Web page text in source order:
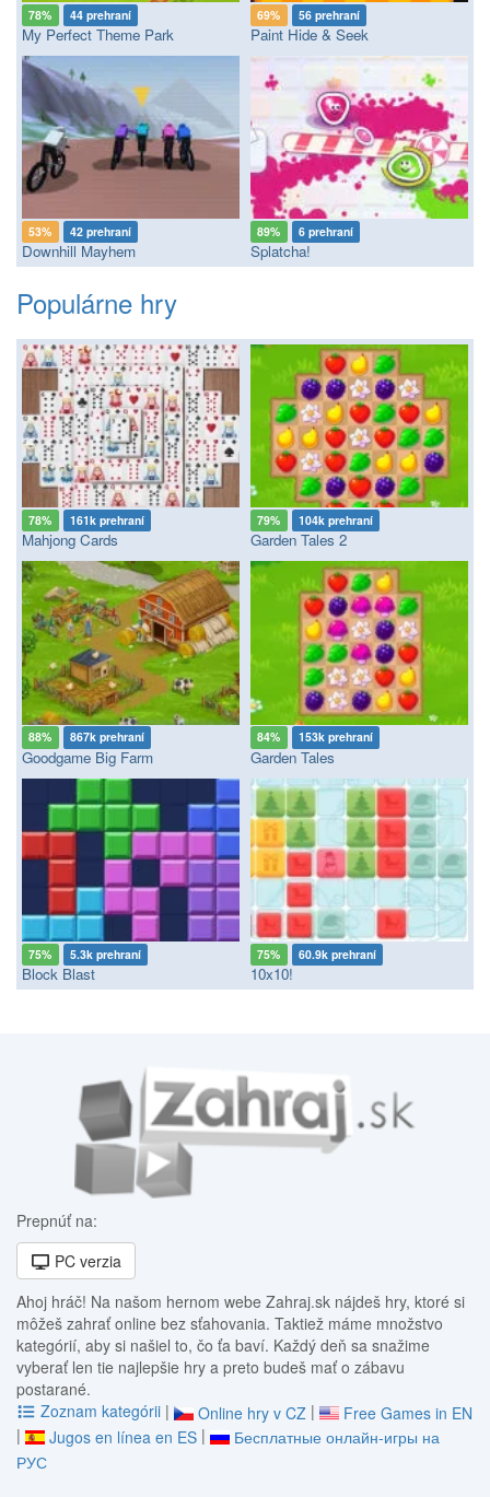
78% 44 prehraní
My Perfect Theme Park
69% 56 prehraní
Paint Hide & Seek
53% 42 prehraní
Downhill Mayhem
89% 6 prehraní
Splatcha!
Populárne hry
78% 161k prehraní
Mahjong Cards
79% 104k prehraní
Garden Tales 2
88% 867k prehraní
Goodgame Big Farm
84% 153k prehraní
Garden Tales
75% 5.3k prehraní
Block Blast
75% 60.9k prehraní
10x10!
Prepnúť na:
PC verzia
Ahoj hráč! Na našom hernom webe Zahraj.sk nájdeš hry, ktoré si
môžeš zahrať online bez sťahovania. Taktiež máme množstvo
kategórií, aby si našiel to, čo ťa baví. Každý deň sa snažime
vyberať len tie najlepšie hry a preto budeš mať o zábavu
postarané.
Zoznam kategórii | Online hry v CZ |
Free Games in EN
|
Jugos en línea en ES |
Бесплатные онлайн-игры на
РУС